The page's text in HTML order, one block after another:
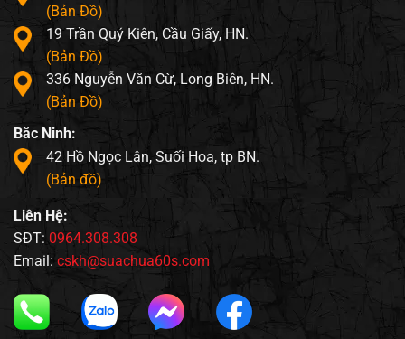
(Bản Đồ)
19 Trần Quý Kiên, Cầu Giấy, HN.
(Bản Đồ)
336 Nguyễn Văn Cừ, Long Biên, HN.
(Bản Đồ)
Bắc Ninh:
42 Hồ Ngọc Lân, Suối Hoa, tp BN.
(Bản đồ)
Liên Hệ:
SĐT: 0964.308.308
Email: cskh@suachua60s.com